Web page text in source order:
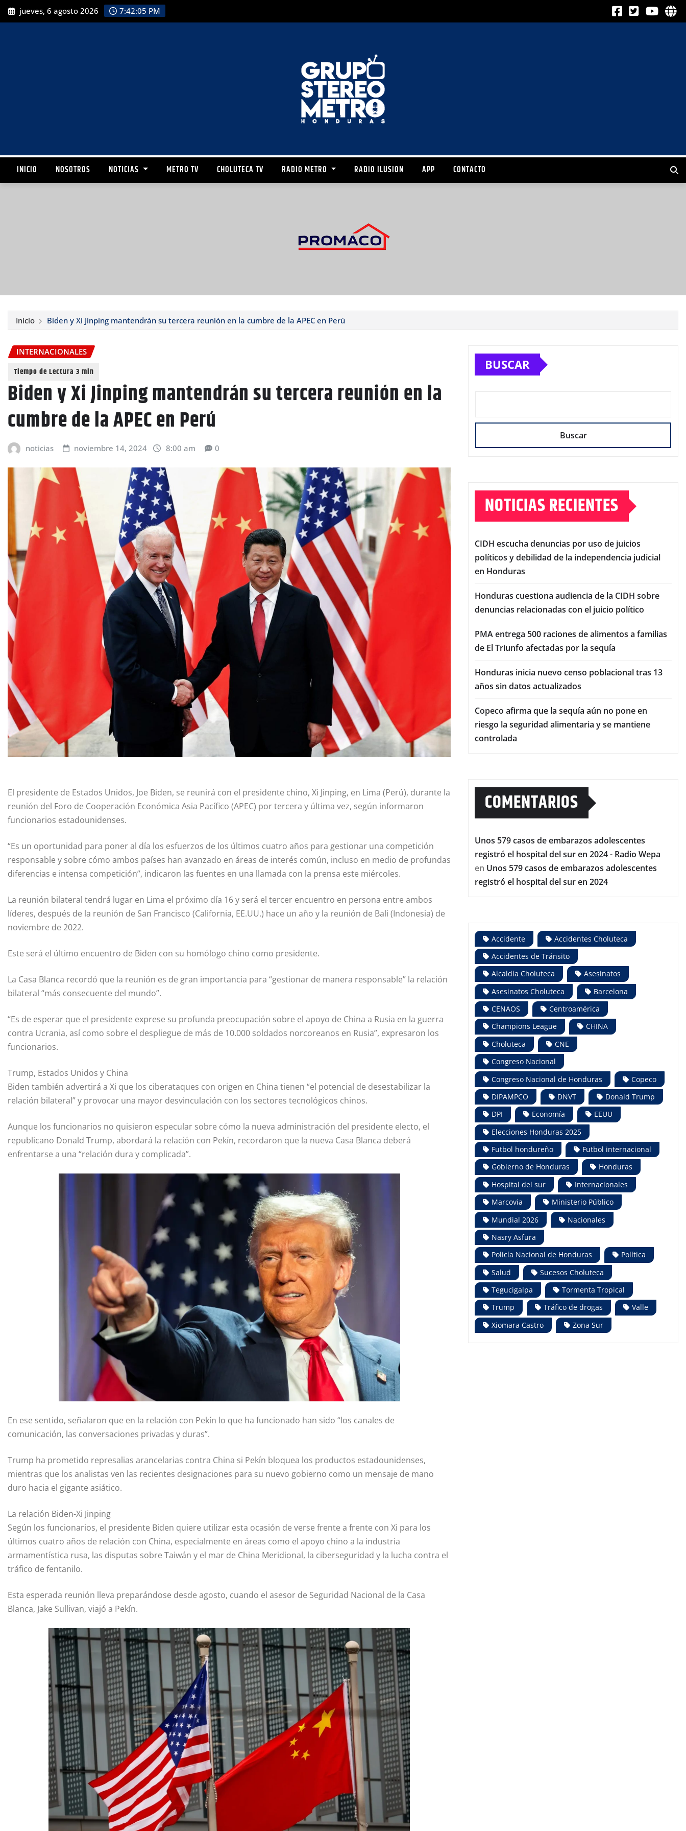
jueves, 6 agosto 2026 7:42:06 PM
INICIO NOSOTROS NOTICIAS METRO TV CHOLUTECA TV RADIO METRO RADIO ILUSION APP CONTACTO
Inicio Biden y Xi Jinping mantendrán su tercera reunión en la cumbre de la APEC en Perú
INTERNACIONALES
Biden y Xi Jinping mantendrán su tercera reunión en la
cumbre de la APEC en Perú
noticias noviembre 14, 2024 8:00 am 0
El presidente de Estados Unidos, Joe Biden, se reunirá con el presidente chino, Xi Jinping, en Lima (Perú), durante la
reunión del Foro de Cooperación Económica Asia Pacífico (APEC) por tercera y última vez, según informaron
funcionarios estadounidenses.
“Es un oportunidad para poner al día los esfuerzos de los últimos cuatro años para gestionar una competición
responsable y sobre cómo ambos países han avanzado en áreas de interés común, incluso en medio de profundas
diferencias e intensa competición”, indicaron las fuentes en una llamada con la prensa este miércoles.
La reunión bilateral tendrá lugar en Lima el próximo día 16 y será el tercer encuentro en persona entre ambos
líderes, después de la reunión de San Francisco (California, EE.UU.) hace un año y la reunión de Bali (Indonesia) de
noviembre de 2022.
Este será el último encuentro de Biden con su homólogo chino como presidente.
La Casa Blanca recordó que la reunión es de gran importancia para “gestionar de manera responsable” la relación
bilateral “más consecuente del mundo”.
“Es de esperar que el presidente exprese su profunda preocupación sobre el apoyo de China a Rusia en la guerra
contra Ucrania, así como sobre el despliegue de más de 10.000 soldados norcoreanos en Rusia”, expresaron los
funcionarios.
Trump, Estados Unidos y China
Biden también advertirá a Xi que los ciberataques con origen en China tienen “el potencial de desestabilizar la
relación bilateral” y provocar una mayor desvinculación con los sectores tecnológicos chinos.
Aunque los funcionarios no quisieron especular sobre cómo la nueva administración del presidente electo, el
republicano Donald Trump, abordará la relación con Pekín, recordaron que la nueva Casa Blanca deberá
enfrentarse a una “relación dura y complicada”.
En ese sentido, señalaron que en la relación con Pekín lo que ha funcionado han sido “los canales de
comunicación, las conversaciones privadas y duras”.
Trump ha prometido represalias arancelarias contra China si Pekín bloquea los productos estadounidenses,
mientras que los analistas ven las recientes designaciones para su nuevo gobierno como un mensaje de mano
duro hacia el gigante asiático.
La relación Biden-Xi Jinping
Según los funcionarios, el presidente Biden quiere utilizar esta ocasión de verse frente a frente con Xi para los
últimos cuatro años de relación con China, especialmente en áreas como el apoyo chino a la industria
armamentística rusa, las disputas sobre Taiwán y el mar de China Meridional, la ciberseguridad y la lucha contra el
tráfico de fentanilo.
Esta esperada reunión lleva preparándose desde agosto, cuando el asesor de Seguridad Nacional de la Casa
Blanca, Jake Sullivan, viajó a Pekín.
BUSCAR
Buscar
NOTICIAS RECIENTES
CIDH escucha denuncias por uso de juicios
políticos y debilidad de la independencia judicial
en Honduras
Honduras cuestiona audiencia de la CIDH sobre
denuncias relacionadas con el juicio político
PMA entrega 500 raciones de alimentos a familias
de El Triunfo afectadas por la sequía
Honduras inicia nuevo censo poblacional tras 13
años sin datos actualizados
Copeco afirma que la sequía aún no pone en
riesgo la seguridad alimentaria y se mantiene
controlada
COMENTARIOS
Unos 579 casos de embarazos adolescentes
registró el hospital del sur en 2024 - Radio Wepa
en Unos 579 casos de embarazos adolescentes
registró el hospital del sur en 2024
Accidente
Accidentes Choluteca
Accidentes de Tránsito
Alcaldía Choluteca
Asesinatos
Asesinatos Choluteca
Barcelona
CENAOS
Centroamérica
Champions League
CHINA
Choluteca
CNE
Congreso Nacional
Congreso Nacional de Honduras
Copeco
DIPAMPCO
DNVT
Donald Trump
DPI
Economía
EEUU
Elecciones Honduras 2025
Futbol hondureño
Futbol internacional
Gobierno de Honduras
Honduras
Hospital del sur
Internacionales
Marcovia
Ministerio Público
Mundial 2026
Nacionales
Nasry Asfura
Policía Nacional de Honduras
Política
Salud
Sucesos Choluteca
Tegucigalpa
Tormenta Tropical
Trump
Tráfico de drogas
Valle
Xiomara Castro
Zona Sur